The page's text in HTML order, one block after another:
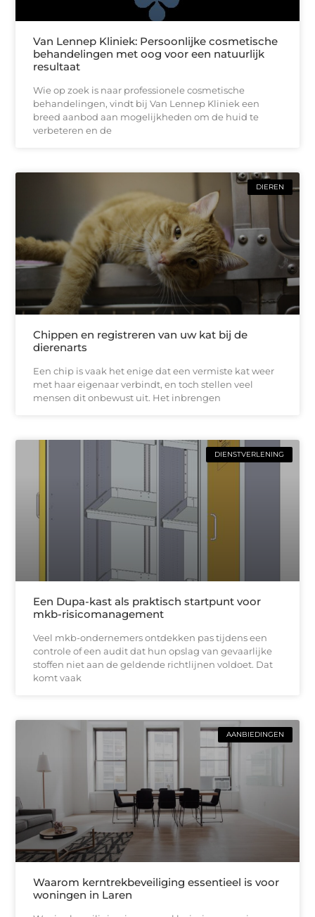
Van Lennep Kliniek: Persoonlijke cosmetische
behandelingen met oog voor een natuurlijk
resultaat
Wie op zoek is naar professionele cosmetische
behandelingen, vindt bij Van Lennep Kliniek een
breed aanbod aan mogelijkheden om de huid te
verbeteren en de
DIEREN
Chippen en registreren van uw kat bij de
dierenarts
Een chip is vaak het enige dat een vermiste kat weer
met haar eigenaar verbindt, en toch stellen veel
mensen dit onbewust uit. Het inbrengen
DIENSTVERLENING
Een Dupa-kast als praktisch startpunt voor
mkb-risicomanagement
Veel mkb-ondernemers ontdekken pas tijdens een
controle of een audit dat hun opslag van gevaarlijke
stoffen niet aan de geldende richtlijnen voldoet. Dat
komt vaak
AANBIEDINGEN
Waarom kerntrekbeveiliging essentieel is voor
woningen in Laren